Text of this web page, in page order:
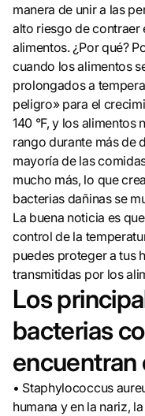
manera de unir a las
alto riesgo de
alimentos. ¿Por qué?
cuando los alimentos
prolongados a
peligro» para el
140 °F, y los alimentos
rango durante más de
mayoría de las
mucho más, lo que
bacterias dañinas se
La buena noticia es
control de la
puedes proteger a tus
transmitidas por los
Los
bacterias
encuentran
• Staphylococcus
humana y en la nariz,